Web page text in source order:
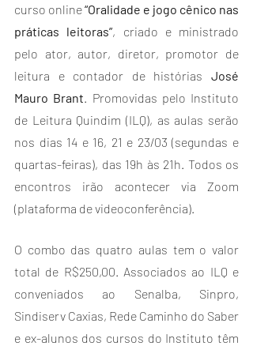
curso online “Oralidade e jogo cênico nas
práticas leitoras”, criado e ministrado
pelo ator, autor, diretor, promotor de
leitura e contador de histórias José
Mauro Brant . Promovidas pelo Instituto
de Leitura Quindim (ILQ), as aulas serão
nos dias 14 e 16, 21 e 23/03 (segundas e
quartas-feiras), das 19h às 21h. Todos os
encontros irão acontecer via Zoom
(plataforma de videoconferência).
O combo das quatro aulas tem o valor
total de R$250,00. Associados ao ILQ e
conveniados ao Senalba, Sinpro,
Sindiserv Caxias, Rede Caminho do Saber
e ex-alunos dos cursos do Instituto têm